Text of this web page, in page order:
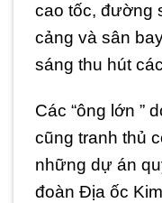
cao tốc, đường
cảng và sân
sáng thu hút
Các “ông lớn ”
cũng tranh thủ
những dự án
đoàn Địa ốc